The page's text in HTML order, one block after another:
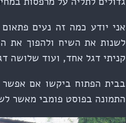
אני יודע כמה זה נעים
לשנות את השיח ולהפוך את
קניתי דגל אחד, ועוד שלושה
בבית הפתוח ביקשו אם
התמונה בפוסט פומבי מאשר